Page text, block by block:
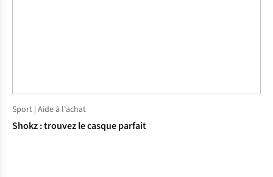
Sport | Aide à l'achat
Shokz : trouvez le casque parfait